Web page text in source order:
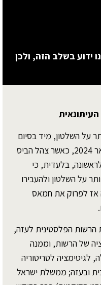
ידוע בשלב הזה, ולכן
על השלטון, מיד בסיום
המלחמה, לא השתנה מאז חודש ינואר 2024, כאשר צהל הביס
בלעדית, כי
על השלטון ולהעבירו
אז לפרוק את חמאס
הפלסטינית לעזה,
של הרשות, וממנה
לגיטימציה לטריטוריה
ובעזה; ממשלת ישראל